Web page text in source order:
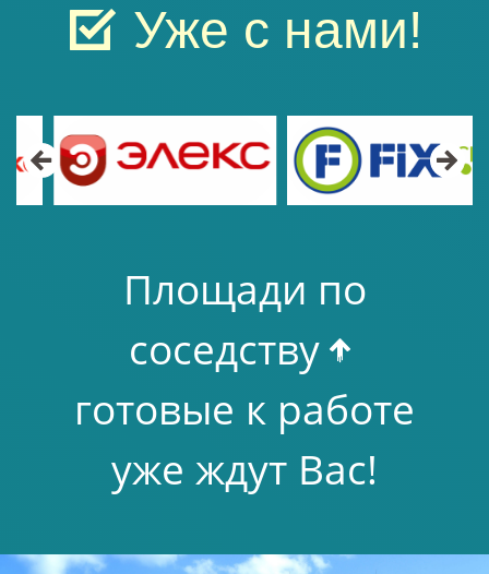
Уже с нами!
Площади по
соседству
готовые к работе
уже ждут Вас!